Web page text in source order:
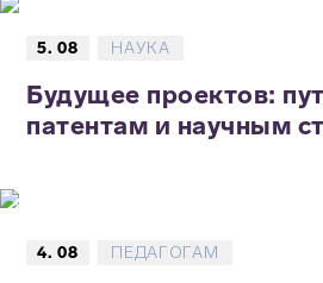
5. 08 НАУКА
Будущее проектов:
патентам и научным
4. 08 ПЕДАГОГАМ